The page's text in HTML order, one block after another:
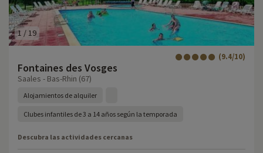
1 / 19
Fontaines des Vosges
(9.4/10)
Saales - Bas-Rhin (67)
Alojamientos de alquiler
Clubes infantiles de 3 a 14 años según la temporada
Descubra las actividades cercanas